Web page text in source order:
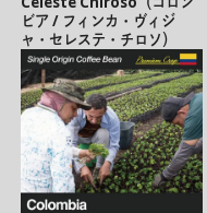
ビア / フィンカ・ヴィジ
ャ・セレステ・チロソ）